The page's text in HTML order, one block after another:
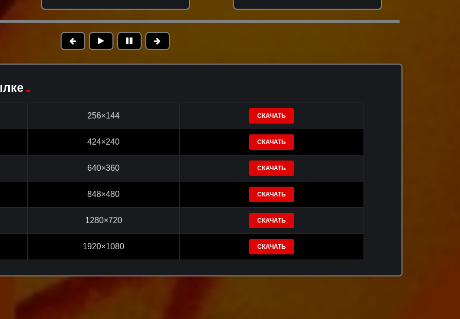
256×144 СКАЧАТЬ
424×240 СКАЧАТЬ
640×360 СКАЧАТЬ
848×480 СКАЧАТЬ
1280×720 СКАЧАТЬ
1920×1080 СКАЧАТЬ